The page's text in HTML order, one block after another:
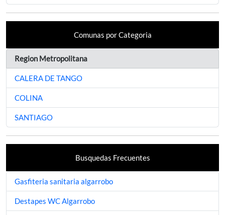
Comunas por Categoria
Region Metropolitana
CALERA DE TANGO
COLINA
SANTIAGO
Busquedas Frecuentes
Gasfiteria sanitaria algarrobo
Destapes WC Algarrobo